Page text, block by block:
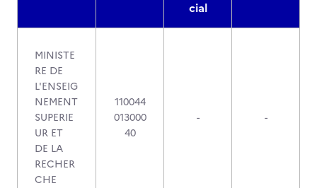
cial
MINISTE
RE DE
L'ENSEIG
NEMENT
SUPERIE
UR ET
DE LA
RECHER
CHE
110044
013000
40
- -